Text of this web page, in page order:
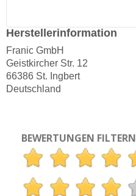
Herstellerinformation
Franic GmbH
Geistkircher Str. 12
66386 St. Ingbert
Deutschland
BEWERTUNGEN FILTERN